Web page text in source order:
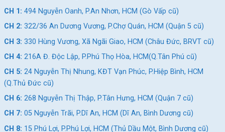
CH 1: 494 Nguyễn Oanh, P.An Nhơn, HCM (Gò Vấp cũ)
CH 2: 322/36 An Dương Vương, P.Chợ Quán, HCM (Quận 5 cũ)
CH 3: 330 Hùng Vương, Xã Ngãi Giao, HCM (Châu Đức, BRVT cũ)
CH 4: 216A Đ. Độc Lập, P.Phú Thọ Hòa, HCM(Q.Tân Phú cũ)
CH 5: 24 Nguyễn Thị Nhung, KĐT Vạn Phúc, P.Hiệp Bình, HCM
(Q.Thủ Đức cũ)
CH 6: 268 Nguyễn Thị Thập, P.Tân Hưng, HCM (Quận 7 cũ)
CH 7: 05 Nguyễn Trãi, P.Dĩ An, HCM (Dĩ An, Bình Dương cũ)
CH 8: 15 Phú Lợi, P.Phú Lợi, HCM (Thủ Dầu Một, Bình Dương cũ)